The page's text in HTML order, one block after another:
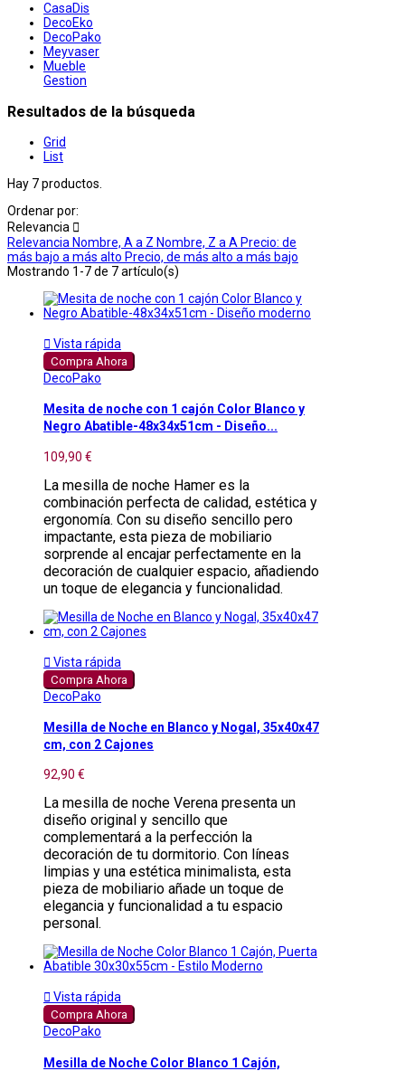
CasaDis
DecoEko
DecoPako
Meyvaser
Mueble
Gestion
Resultados de la búsqueda
Grid
List
Hay 7 productos.
Ordenar por:
Relevancia 
Relevancia Nombre, A a Z Nombre, Z a A Precio: de
más bajo a más alto Precio, de más alto a más bajo
Mostrando 1-7 de 7 artículo(s)
 Vista rápida
Compra Ahora
DecoPako
Mesita de noche con 1 cajón Color Blanco y
Negro Abatible-48x34x51cm - Diseño...
109,90 €
La mesilla de noche Hamer es la
combinación perfecta de calidad, estética y
ergonomía. Con su diseño sencillo pero
impactante, esta pieza de mobiliario
sorprende al encajar perfectamente en la
decoración de cualquier espacio, añadiendo
un toque de elegancia y funcionalidad.
 Vista rápida
Compra Ahora
DecoPako
Mesilla de Noche en Blanco y Nogal, 35x40x47
cm, con 2 Cajones
92,90 €
La mesilla de noche Verena presenta un
diseño original y sencillo que
complementará a la perfección la
decoración de tu dormitorio. Con líneas
limpias y una estética minimalista, esta
pieza de mobiliario añade un toque de
elegancia y funcionalidad a tu espacio
personal.
 Vista rápida
Compra Ahora
DecoPako
Mesilla de Noche Color Blanco 1 Cajón,